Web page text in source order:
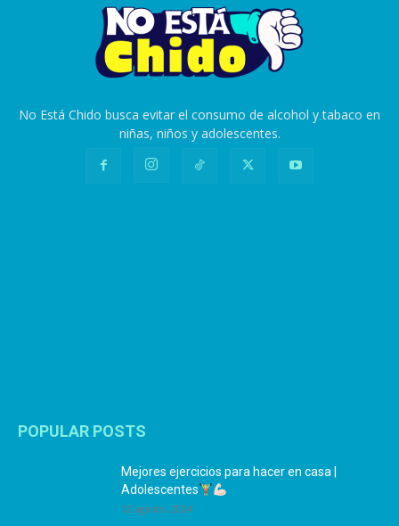
No Está Chido busca evitar el consumo de alcohol y tabaco en
niñas, niños y adolescentes.
POPULAR POSTS
Mejores ejercicios para hacer en casa |
Adolescentes
12 agosto, 2024